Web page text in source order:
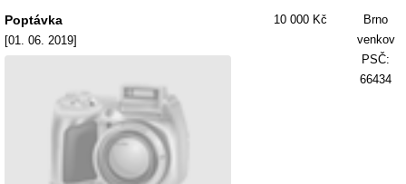
Poptávka
[01. 06. 2019]
10 000 Kč
Brno
venkov
PSČ:
66434